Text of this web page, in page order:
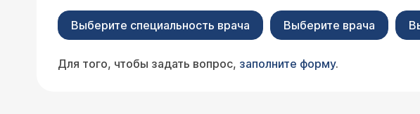
Выберите специальность врача Выберите врача
Для того, чтобы задать вопрос, заполните форму.